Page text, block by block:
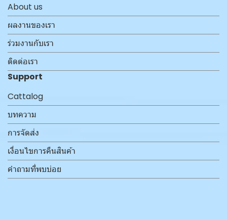
About us
ผลงานของเรา
ร่วมงานกับเรา
ติดต่อเรา
Support
Cattalog
บทความ
การจัดส่ง
เงื่อนไขการคืนสินค้า
คำถามที่พบบ่อย